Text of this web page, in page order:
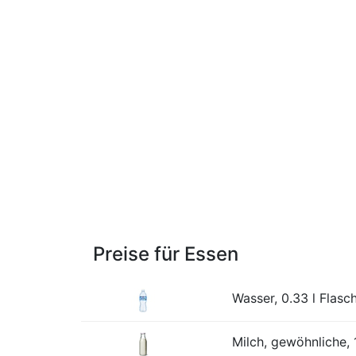
Preise für Essen
Wasser, 0.33 l
Milch, gewöhnliche,